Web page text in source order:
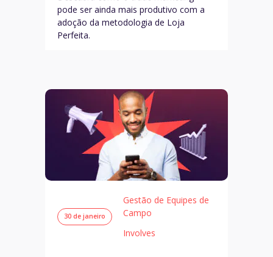
pode ser ainda mais produtivo com a
adoção da metodologia de Loja
Perfeita.
30 de janeiro
Gestão de Equipes de
Campo
Involves